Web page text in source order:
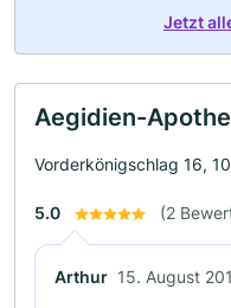
Jetzt
Aegidien-
Vorderkönigschlag 16,
5.0 (2
Arthur 15. August